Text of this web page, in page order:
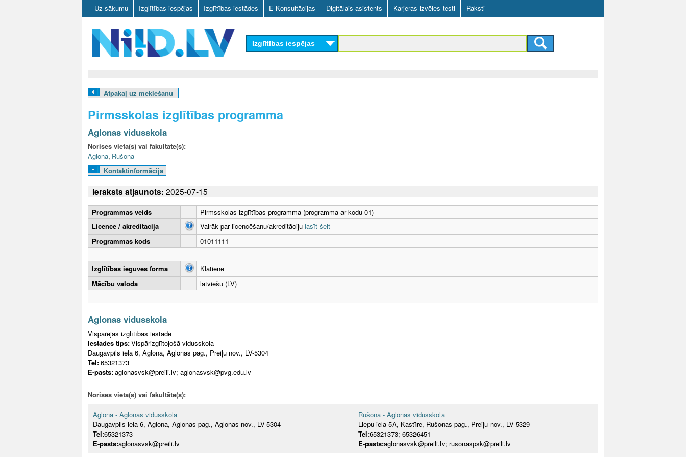
Skip
to
main
content
Uz sākumu Izglītības iespējas Izglītības iestādes E-Konsultācijas Digitālais asistents Karjeras izvēles testi Raksti
D
L
Izglītības iespējas
Atpakaļ uz meklēšanu
Pirmsskolas izglītības programma
Aglonas vidusskola
Norises vieta(s) vai fakultāte(s):
Aglona, Rušona
Kontaktinformācija
Ieraksts atjaunots: 2025-07-15
Programmas veids
Pirmsskolas izglītības programma (programma ar kodu 01)
Licence / akreditācija
Vairāk par licencēšanu/akreditāciju lasīt šeit
Programmas kods
01011111
Izglītības ieguves forma
Klātiene
Mācību valoda
latviešu (LV)
Aglonas vidusskola
Vispārējās izglītības iestāde
Iestādes tips:Vispārizglītojošā vidusskola
Daugavpils iela 6, Aglona, Aglonas pag., Preiļu nov., LV-5304
Tel:65321373
E-pasts:aglonasvsk@preili.lv; aglonasvsk@pvg.edu.lv
Norises vieta(s) vai fakultāte(s):
Aglona - Aglonas vidusskola
Daugavpils iela 6, Aglona, Aglonas pag., Aglonas nov., LV-5304
Tel:65321373
E-pasts:aglonasvsk@preili.lv
Rušona - Aglonas vidusskola
Liepu iela 5A, Kastīre, Rušonas pag., Preiļu nov., LV-5329
Tel:65321373; 65326451
E-pasts:aglonasvsk@preili.lv; rusonaspsk@preili.lv